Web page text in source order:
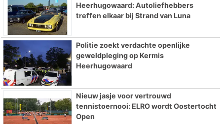
Heerhugowaard: Autoliefhebbers
treffen elkaar bij Strand van Luna
Politie zoekt verdachte openlijke
geweldpleging op Kermis
Heerhugowaard
Nieuw jasje voor vertrouwd
tennistoernooi: ELRO wordt Oostertocht
Open